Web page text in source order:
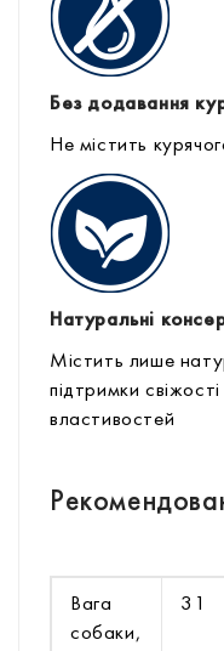
Без додавання
Не містить
Натуральні
Містить лише
підтримки
властивостей
Вага
собаки,
31